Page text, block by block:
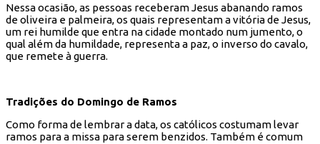
Nessa ocasião, as pessoas receberam Jesus abanando ramos
de oliveira e palmeira, os quais representam a vitória de Jesus,
um rei humilde que entra na cidade montado num jumento, o
qual além da humildade, representa a paz, o inverso do cavalo,
que remete à guerra.
Tradições do Domingo de Ramos
Como forma de lembrar a data, os católicos costumam levar
ramos para a missa para serem benzidos. Também é comum